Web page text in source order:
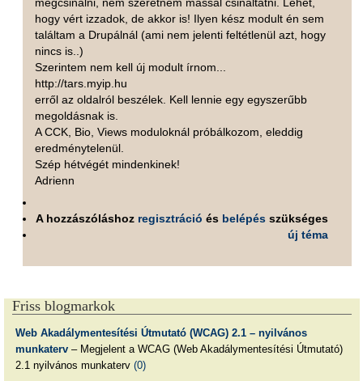
hogy vért izzadok, de akkor is! Ilyen kész modult én sem
találtam a Drupálnál (ami nem jelenti feltétlenül azt, hogy
nincs is..)
Szerintem nem kell új modult írnom...
http://tars.myip.hu
erről az oldalról beszélek. Kell lennie egy egyszerűbb
megoldásnak is.
A CCK, Bio, Views moduloknál próbálkozom, eleddig
eredménytelenül.
Szép hétvégét mindenkinek!
Adrienn
A hozzászóláshoz regisztráció és belépés szükséges
új téma
Friss blogmarkok
Web Akadálymentesítési Útmutató (WCAG) 2.1 – nyilvános
munkaterv– Megjelent a WCAG (Web Akadálymentesítési Útmutató)
2.1 nyilvános munkaterv (0)